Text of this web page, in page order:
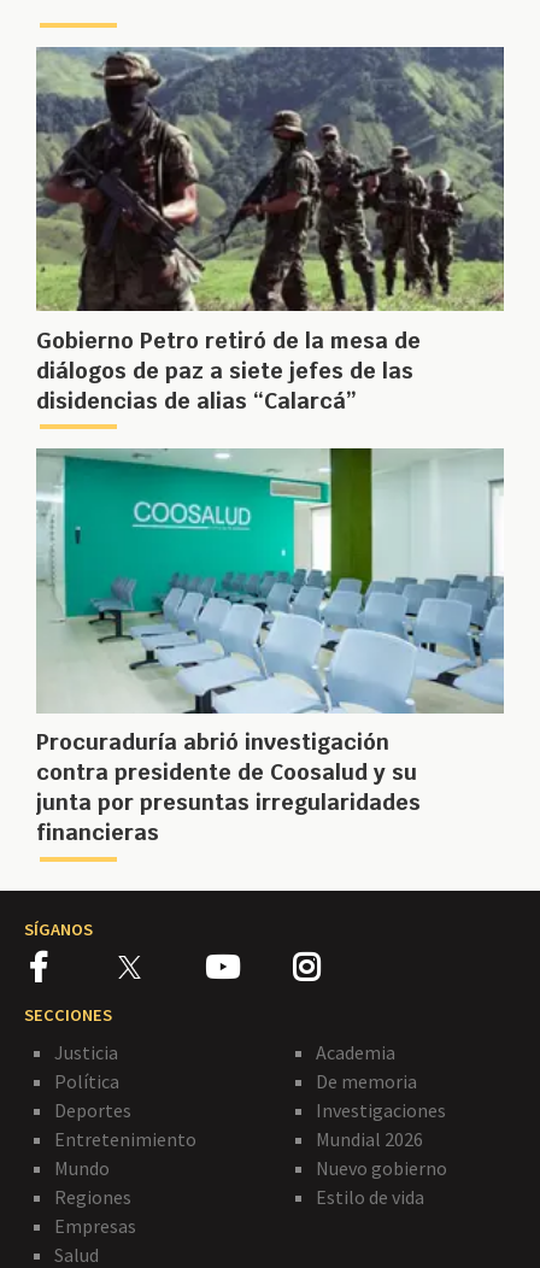
Gobierno Petro retiró de la mesa de
diálogos de paz a siete jefes de las
disidencias de alias “Calarcá”
Procuraduría abrió investigación
contra presidente de Coosalud y su
junta por presuntas irregularidades
financieras
SÍGANOS
SECCIONES
Justicia
Política
Deportes
Entretenimiento
Mundo
Regiones
Empresas
Salud
Academia
De memoria
Investigaciones
Mundial 2026
Nuevo gobierno
Estilo de vida